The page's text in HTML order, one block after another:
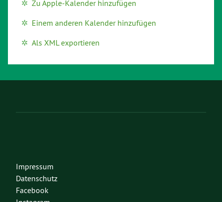
Zu Apple-Kalender hinzufügen
Einem anderen Kalender hinzufügen
Als XML exportieren
Impressum
Datenschutz
Facebook